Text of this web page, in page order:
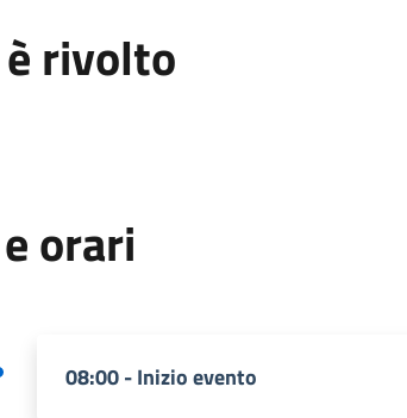
rivolto
orari
08:00 - Inizio evento